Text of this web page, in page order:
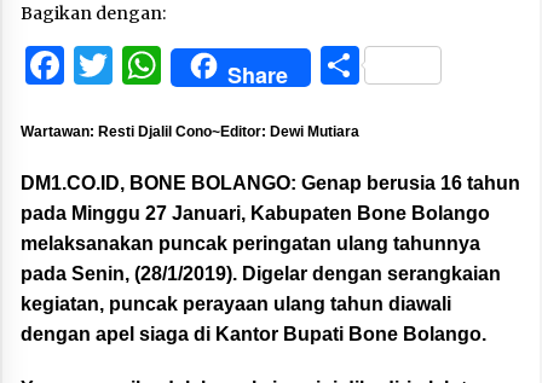
Bagikan dengan:
Facebook
Twitter
WhatsApp
Share Share
Wartawan: Resti Djalil Cono~Editor: Dewi Mutiara
DM1.CO.ID, BONE BOLANGO: Genap berusia 16 tahun
pada Minggu 27 Januari, Kabupaten Bone Bolango
melaksanakan puncak peringatan ulang tahunnya
pada Senin, (28/1/2019). Digelar dengan serangkaian
kegiatan, puncak perayaan ulang tahun diawali
dengan apel siaga di Kantor Bupati Bone Bolango.